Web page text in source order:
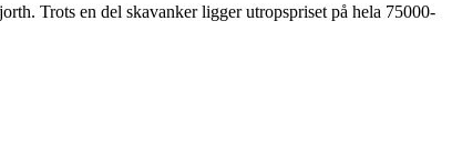
Trots en del skavanker ligger utropspriset på hela 75000-